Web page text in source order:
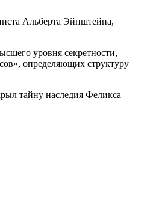
Альберта Эйнштейна,
уровня секретности,
определяющих структуру
тайну наследия Феликса